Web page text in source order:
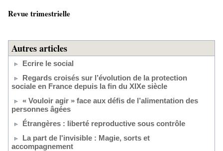
Revue trimestrielle
Autres articles
Ecrire le social
Regards croisés sur l’évolution de la protection
sociale en France depuis la fin du XIXe siècle
« Vouloir agir » face aux défis de l’alimentation des
personnes âgées
Étrangères : liberté reproductive sous contrôle
La part de l'invisible : Magie, sorts et
accompagnement